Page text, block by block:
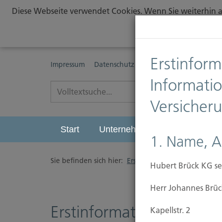
Diese Webseite verwendet Cookies. Wenn Sie
Impressum Datenschutz Erstinformationspflichten
Start Unternehmen
Sie befinden sich hier: Erstinformationspflichten
Erstinformationspflichten
1. Name,
Hubert Brück KG
Herr Johannes
Kapellstr. 2